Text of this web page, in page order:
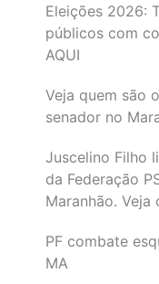
Eleições 2026:
públicos com
AQUI
Veja quem são
senador no
Juscelino Filho
da Federação
Maranhão. Veja
PF combate
MA